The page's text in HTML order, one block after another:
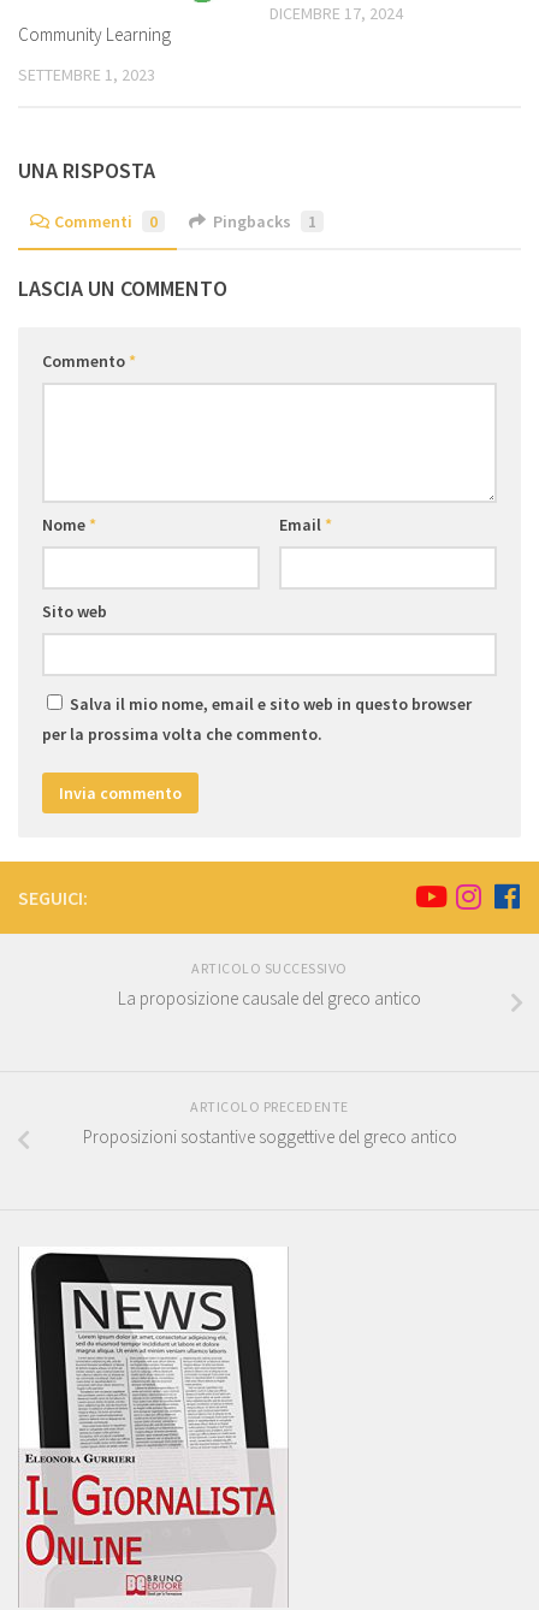
Community Learning
SETTEMBRE 1, 2023
DICEMBRE 17, 2024
UNA RISPOSTA
Commenti 0 Pingbacks 1
LASCIA UN COMMENTO
Commento*
Nome* Email*
Sito web
Salva il mio nome, email e sito web in questo browser
per la prossima volta che commento.
SEGUICI:
ARTICOLO SUCCESSIVO
La proposizione causale del greco antico
ARTICOLO PRECEDENTE
Proposizioni sostantive soggettive del greco antico